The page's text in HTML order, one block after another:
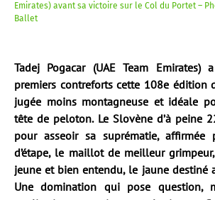
Emirates) avant sa victoire sur le Col du Portet –
Ballet
Tadej Pogacar (UAE Team
premiers contreforts cette 108e édition
jugée moins montagneuse et idéale
tête de peloton. Le Slovène d’à peine
pour asseoir sa suprématie, affirmée
d’étape, le maillot de meilleur
jeune et bien entendu, le jaune destiné
Une domination qui pose question,